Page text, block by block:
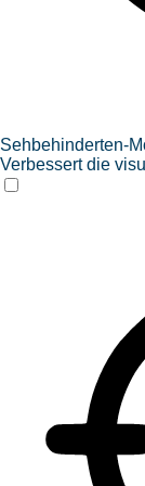
Sehbehinderten-
Verbessert die